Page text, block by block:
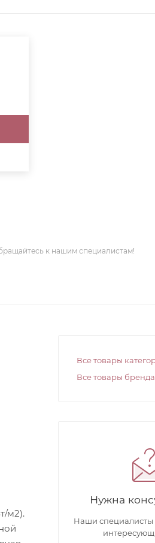
к нашим специалистам!
м2).
Все товары
Все товары бренда
Нужна
Наши специалисты